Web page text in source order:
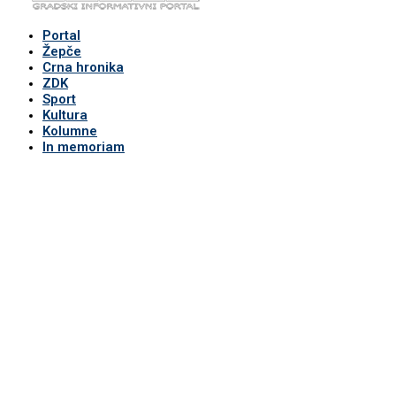
Portal
Žepče
Crna hronika
ZDK
Sport
Kultura
Kolumne
In memoriam